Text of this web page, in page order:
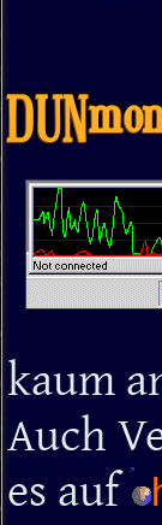
kaum
Auch
es auf